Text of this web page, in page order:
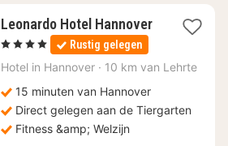
Leonardo Hotel Hannover
1
nacht
vanaf
90
, 4 Sterren Rustig gelegen
Hotel in Hannover · 10 km van Lehrte
15 minuten van Hannover
Direct gelegen aan de Tiergarten
Fitness &amp; Welzijn